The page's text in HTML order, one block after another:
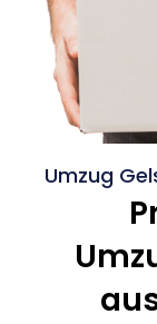
Umzug